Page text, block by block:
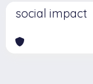
social impact